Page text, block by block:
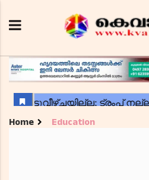
Home Education